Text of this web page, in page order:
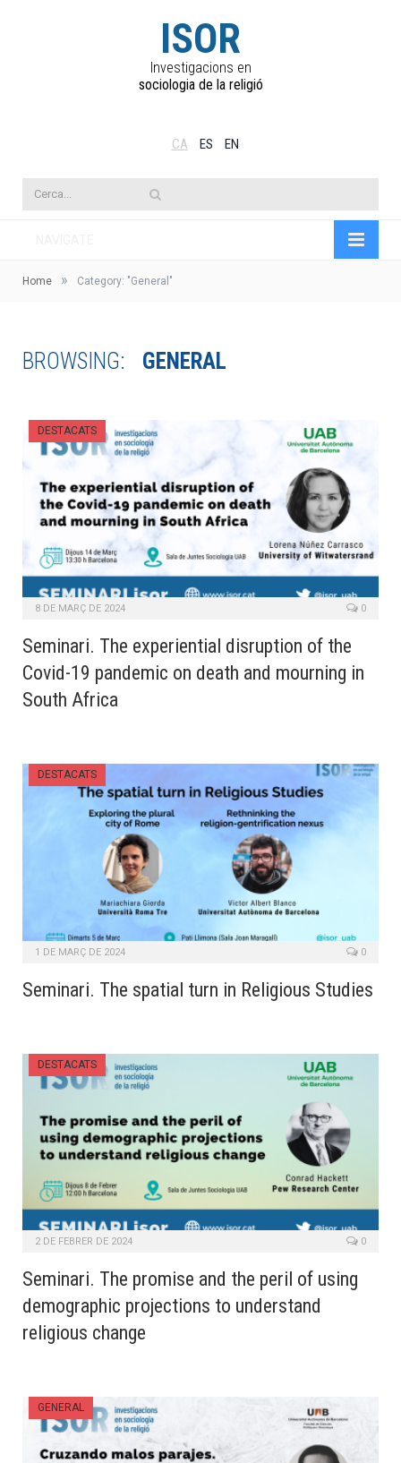
ISOR
Investigacions en
sociologia de la religió
CA ES EN
Home » Category: "General"
BROWSING: GENERAL
DESTACATS
8 DE MARÇ DE 2024 0
Seminari. The experiential disruption of the
Covid-19 pandemic on death and mourning in
South Africa
DESTACATS
1 DE MARÇ DE 2024 0
Seminari. The spatial turn in Religious Studies
DESTACATS
2 DE FEBRER DE 2024 0
Seminari. The promise and the peril of using
demographic projections to understand
religious change
GENERAL